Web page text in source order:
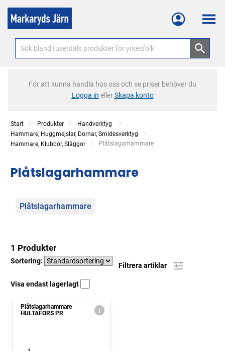
Meny
För att kunna handla hos oss och se priser behöver du
Logga in ellerSkapa konto
Start Produkter
Handverktyg
Hammare, Huggmejslar, Dornar, Smidesverktyg
Hammare, Klubbor, Släggor
Current:
Plåtslagarhammare
Plåtslagarhammare
Kategorier
Plåtslagarhammare
1 Produkter
Sortering:
Filtrera artiklar
Visa endast lagerlagt
Plåtslagarhammare
HULTAFORS PR